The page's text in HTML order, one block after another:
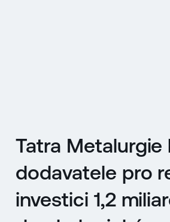
Tatra Metalurgie
dodavatele pro
investici 1,2